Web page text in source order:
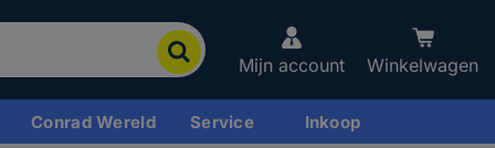
Mijn account Winkelwagen
Conrad Wereld Service Inkoop